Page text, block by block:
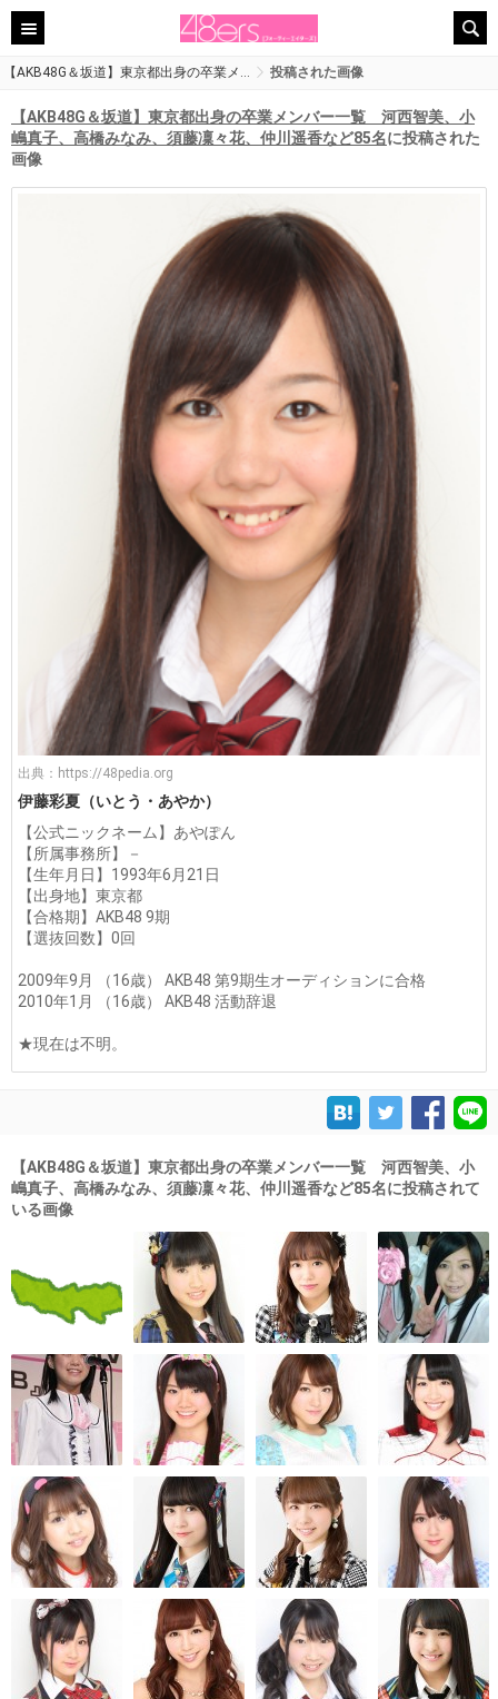
【AKB48G＆坂道】東京都出身の卒業メ… 投稿された画像
【AKB48G＆坂道】東京都出身の卒業メンバー一覧 河西智美、小
嶋真子、高橋みなみ、須藤凜々花、仲川遥香など85名に投稿された
画像
出典： https://48pedia.org
伊藤彩夏（いとう・あやか）
【公式ニックネーム】あやぽん
【所属事務所】－
【生年月日】1993年6月21日
【出身地】東京都
【合格期】AKB48 9期
【選抜回数】0回
2009年9月 （16歳） AKB48 第9期生オーディションに合格
2010年1月 （16歳） AKB48 活動辞退
★現在は不明。
【AKB48G＆坂道】東京都出身の卒業メンバー一覧 河西智美、小
嶋真子、高橋みなみ、須藤凜々花、仲川遥香など85名に投稿されて
いる画像